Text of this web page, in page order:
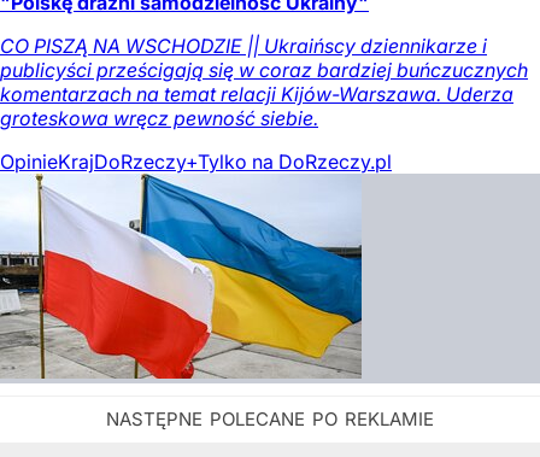
CO PISZĄ NA WSCHODZIE || Ukraińscy dziennikarze i
publicyści prześcigają się w coraz bardziej buńczucznych
komentarzach na temat relacji Kijów-Warszawa. Uderza
groteskowa wręcz pewność siebie.
OpinieKrajDoRzeczy+Tylko na DoRzeczy.pl